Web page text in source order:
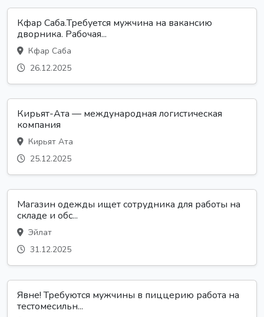
Кфар Саба.Требуется мужчина на вакансию
дворника. Рабочая...
Кфар Саба
26.12.2025
Кирьят-Ата — международная логистическая
компания
Кирьят Ата
25.12.2025
Магазин одежды ищет сотрудника для работы на
складе и обс...
Эйлат
31.12.2025
Явне! Требуются мужчины в пиццерию работа на
тестомесильн...